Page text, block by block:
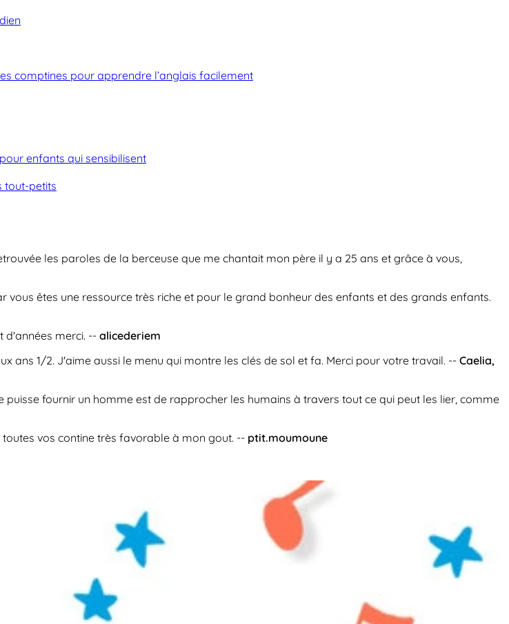
comptines pour apprendre l’anglais facilement
enfants qui sensibilisent
tout-petits
les paroles de la berceuse que me chantait mon père il y a 25 ans et grâce à vous,
vous êtes une ressource très riche et pour le grand bonheur des enfants et des grands enfants.
d'années merci. --alicederiem
ans 1/2. J'aime aussi le menu qui montre les clés de sol et fa. Merci pour votre travail. --Caelia,
puisse fournir un homme est de rapprocher les humains à travers tout ce qui peut les lier, comme
vos contine très favorable à mon gout. -- ptit.moumoune